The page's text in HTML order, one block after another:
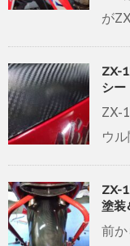
が
ZX-
シ
ZX-
ウ
ZX-
塗装
前